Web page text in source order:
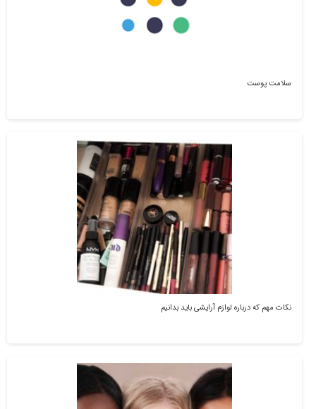
سلامت پوست
نکات مهم که درباره لوازم آرایشی باید بدانیم